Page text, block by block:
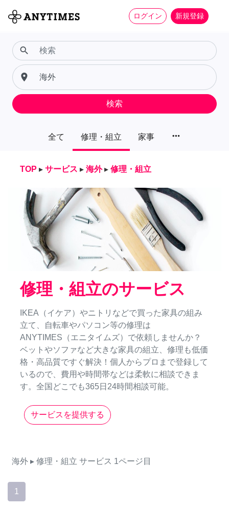
ログイン 新規登録
全て 修理・組立 家事 more_horiz
search
place
検索
TOP ▸ サービス ▸ 海外 ▸ 修理・組立
修理・組立のサービス
IKEA（イケア）やニトリなどで買った家具の組み
立て、自転車やパソコン等の修理は
ANYTIMES（エニタイムズ）で依頼しませんか？
ベットやソファなど大きな家具の組立、修理も低価
格・高品質ですぐ解決！個人からプロまで登録して
いるので、費用や時間帯などは柔軟に相談できま
す。全国どこでも365日24時間相談可能。
サービスを提供する
海外 ▸ 修理・組立 サービス 1ページ目
1